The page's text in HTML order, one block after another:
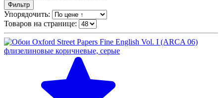
Фильтр
Упорядочить:
Товаров на странице: